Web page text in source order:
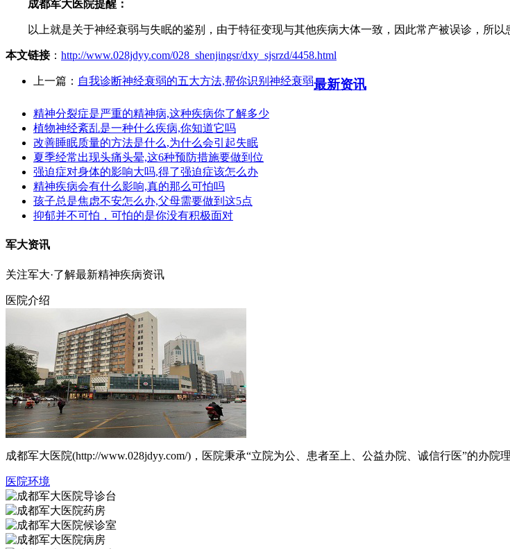
成都军大医院提醒：
以上就是关于神经衰弱与失眠的鉴别，由于特征变现与其他疾病大体一致，因此常产被误诊，所以
本文链接： http://www.028jdyy.com/028_shenjingsr/dxy_sjsrzd/4458.html
上一篇： 自我诊断神经衰弱的五大方法,帮你识别神经衰弱最新资讯
精神分裂症是严重的精神病,这种疾病你了解多少
植物神经紊乱是一种什么疾病,你知道它吗
改善睡眠质量的方法是什么,为什么会引起失眠
夏季经常出现头痛头晕,这6种预防措施要做到位
强迫症对身体的影响大吗,得了强迫症该怎么办
精神疾病会有什么影响,真的那么可怕吗
孩子总是焦虑不安怎么办,父母需要做到这5点
抑郁并不可怕，可怕的是你没有积极面对
军大资讯
关注军大·了解最新精神疾病资讯
医院介绍
成都军大医院(http://www.028jdyy.com/)，医院秉承“立院为公、患者至上、公益办院、诚信行医”的办
医院环境